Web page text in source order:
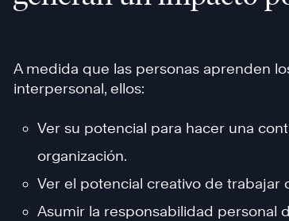
A medida que las personas aprenden
interpersonal, ellos:
Ver su potencial para hacer una
organización.
Ver el potencial creativo de trabajar
Asumir la responsabilidad personal